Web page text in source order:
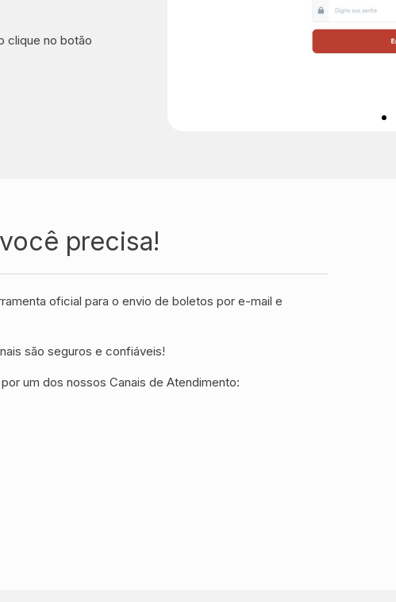
clique no botão
precisa!
oficial para o envio de boletos por e-mail e
são seguros e confiáveis!
um dos nossos Canais de Atendimento: